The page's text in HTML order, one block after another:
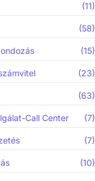
(11)
(58)
(15)
(23)
(63)
Call Center (7)
(7)
(10)